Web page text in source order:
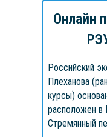
от
Российский
Плеханова
курсы)
расположен в
Стремянный
Онлайн